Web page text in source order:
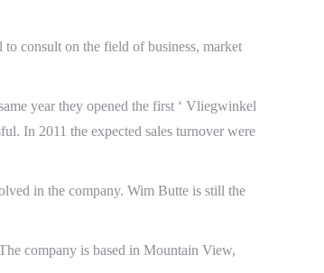
to consult on the field of business, market
year they opened the first ‘ Vliegwinkel
In 2011 the expected sales turnover were
in the company. Wim Butte is still the
company is based in Mountain View,